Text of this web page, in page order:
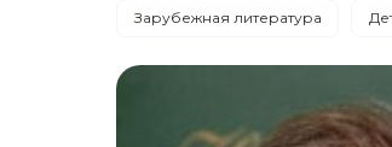
Зарубежная литература